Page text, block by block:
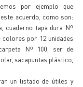
por ejemplo que
acuerdo, como son:
cuaderno tapa dura Nº
por 12 unidades
Nº 100, ser de
sacapuntas plástico,
un listado de útiles y